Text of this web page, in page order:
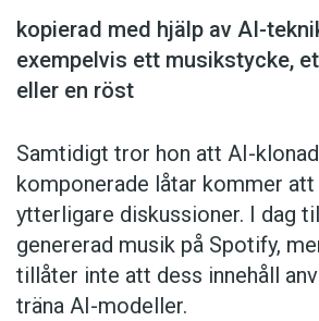
kopierad med hjälp av AI-
exempelvis ett musikstycke,
eller en röst
Samtidigt tror hon att AI-
komponerade låtar kommer att
ytterligare diskussioner. I dag
genererad musik på Spotify,
tillåter inte att dess innehåll
träna AI-modeller.